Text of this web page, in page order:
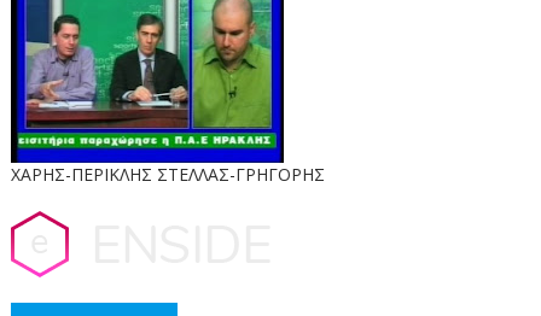
ΧΑΡΗΣ-ΠΕΡΙΚΛΗΣ ΣΤΕΛΛΑΣ-ΓΡΗΓΟΡΗΣ